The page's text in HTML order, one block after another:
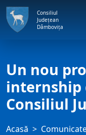
Consiliul
Județean
Dâmbovița
Un nou
internship
Consiliul
Acasă